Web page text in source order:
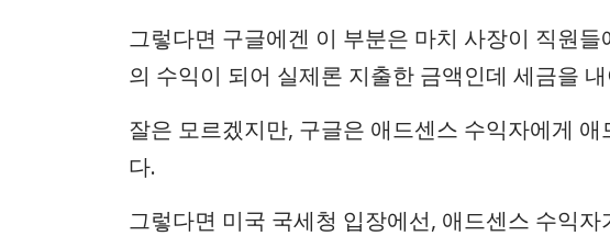
그렇다면 구글에겐 이 부분은 마치 사장이 직원
의 수익이 되어 실제론 지출한 금액인데 세금을
잘은 모르겠지만, 구글은 애드센스 수익자에게
다.
그렇다면 미국 국세청 입장에선, 애드센스 수익